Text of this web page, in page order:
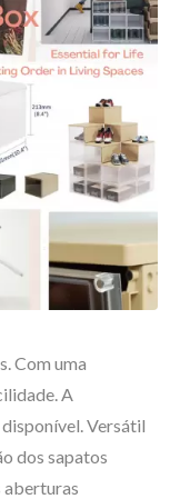
Com uma
A
Versátil
dos sapatos
aberturas